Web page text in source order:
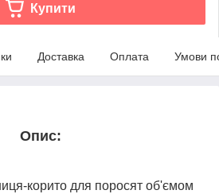
Купити
Доставка Оплата Умови
Опис:
корито для поросят об'ємом